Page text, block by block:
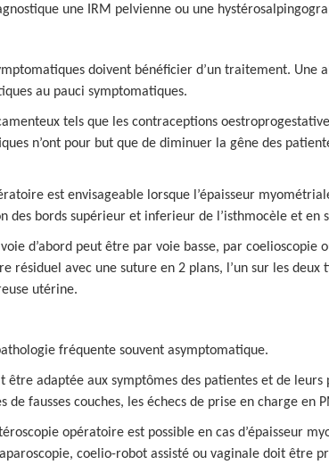
une IRM pelvienne ou une
doivent bénéficier d’un traitement.
au pauci symptomatiques.
tels que les contraceptions
n’ont pour but que de diminuer la gêne des
est envisageable lorsque l’épaisseur
des bords supérieur et inferieur de l’isthmocèle et en
d’abord peut être par voie basse, par
résiduel avec une suture en 2 plans, l’un sur les
utérine.
fréquente souvent asymptomatique.
être adaptée aux symptômes des patientes et de leurs
de fausses couches, les échecs de prise en charge en
opératoire est possible en cas d’épaisseur
coelio-robot assisté ou vaginale doit être